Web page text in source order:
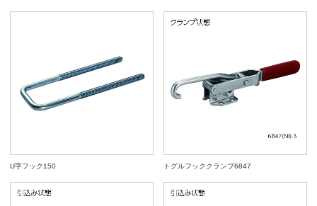
U字フック150 トグルフッククランプ6847